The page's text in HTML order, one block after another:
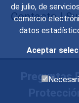
de julio, de
comercio
datos
Aceptar
Contacto|
Preguntas